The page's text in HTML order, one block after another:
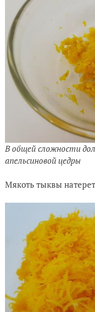
В общей сложности
апельсиновой цедры
Мякоть тыквы